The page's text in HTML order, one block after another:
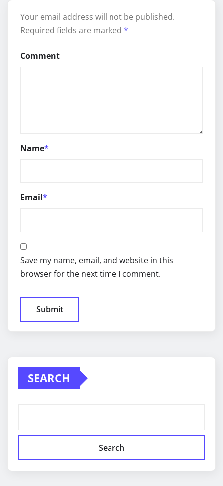
Your email address will not be published.
Required fields are marked *
Comment
Name*
Email*
Save my name, email, and website in this
browser for the next time I comment.
SEARCH
Search